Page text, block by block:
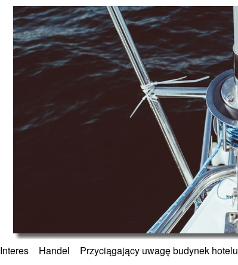
Interes» Handel Przyciągający uwagę budynek hotelu